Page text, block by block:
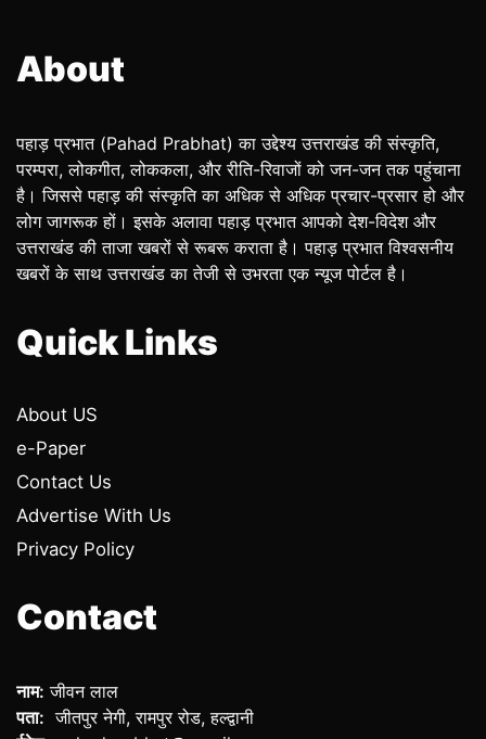
About
पहाड़ प्रभात (Pahad Prabhat) का उद्देश्य उत्तराखंड की संस्कृति,
परम्परा, लोकगीत, लोककला, और रीति-रिवाजों को जन-जन तक पहुंचाना
है। जिससे पहाड़ की संस्कृति का अधिक से अधिक प्रचार-प्रसार हो और
लोग जागरूक हों। इसके अलावा पहाड़ प्रभात आपको देश-विदेश और
उत्तराखंड की ताजा खबरों से रूबरू कराता है। पहाड़ प्रभात विश्वसनीय
खबरों के साथ उत्तराखंड का तेजी से उभरता एक न्यूज पोर्टल है।
Quick Links
About US
e-Paper
Contact Us
Advertise With Us
Privacy Policy
Contact
नाम: जीवन लाल
पता: जीतपुर नेगी, रामपुर रोड, हल्द्वानी